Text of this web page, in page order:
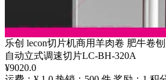
乐创 lecon切片机商用羊肉卷 肥牛卷
自动立式调速切片LC-BH-320A
¥9020.0